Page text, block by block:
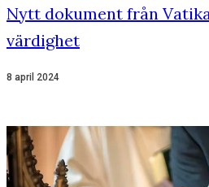
Nytt dokument från
värdighet
8 april 2024